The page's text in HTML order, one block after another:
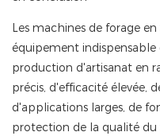
Les machines de forage
équipement
production d'artisanat en
précis, d'efficacité élevée,
d'applications larges, de
protection de la qualité du